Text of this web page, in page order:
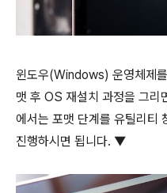
윈도우(Windows) 운영체제
맷 후 OS 재설치 과정을 그
에서는 포맷 단계를 유틸리티
진행하시면 됩니다. ▼